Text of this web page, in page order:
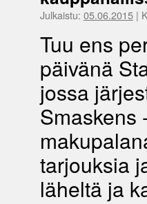
Julkaistu: 05.06.2015|
Tuu ens
päivänä
jossa
Smaskens
tarjouksia
läheltä ja